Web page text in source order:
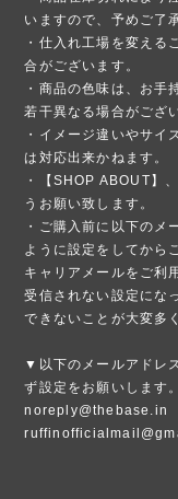
いますので、予めご了
・仕入れ工場を変える
合がございます。
・商品の色味は、お手
若干異なる場合がござ
・イメージ違いやサイ
は対応出来かねます。
・【SHOP ABOUT】
うお願い致します。
・ご購入前に以下のメ
ように設定をしてから
キャリアメールをご利
受信されない設定にな
できないことが大変多
▼以下のメールアドレ
ず設定をお願いします。
noreply@thebase.in